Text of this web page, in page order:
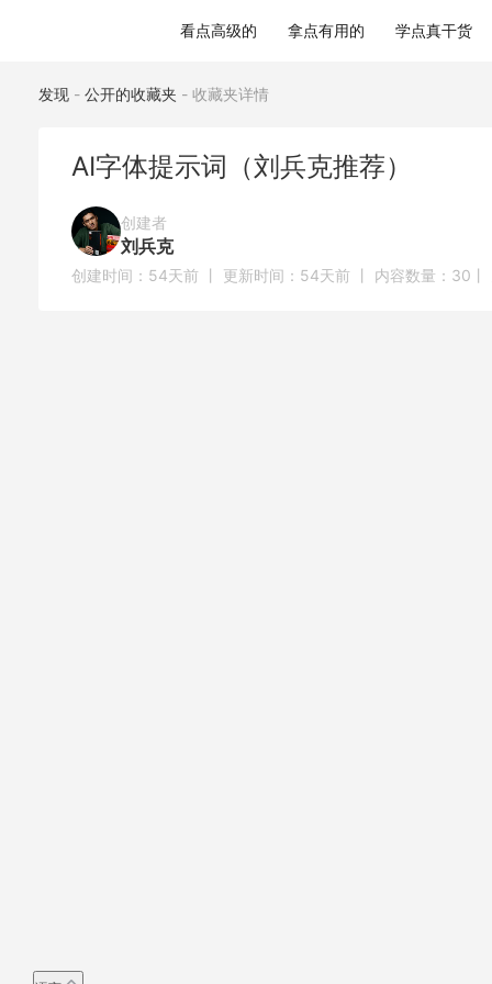
看点高级的 拿点有用的 学点真干货
AI字体提示词（刘兵克推荐）
发现 - 公开的收藏夹 - 收藏夹详情
AI字体提示词（刘兵克推荐）
创建者
刘兵克
创建时间： 54天前 丨 更新时间： 54天前 丨 内容数量： 30